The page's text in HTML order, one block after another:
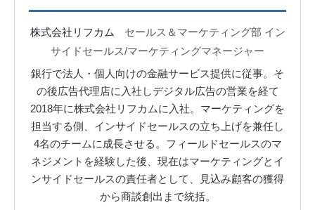
株式会社リフカム
セールス＆マーケティング部 イン
サイドセールス/マーケティングマネージャー
銀行で法人・個人向けの金融サービス提供に従事。そ
の後広告代理店に入社しデジタル広告の営業を経て
2018年に株式会社リフカムに入社。マーケティングを
担当する側、インサイドセールスの立ち上げを兼任し
4名のチームに成長させる。フィールドセールスのマ
ネジメントを経験した後、現在はマーケティングとイ
ンサイドセールスの責任者として、見込み顧客の獲得
から商談創出まで統括。